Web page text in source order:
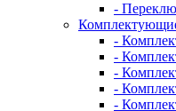
-
-
-
-
-
-